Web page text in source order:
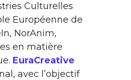
Culturelles
Européenne de
NorAnim,
en matière
EuraCreative
avec l’objectif